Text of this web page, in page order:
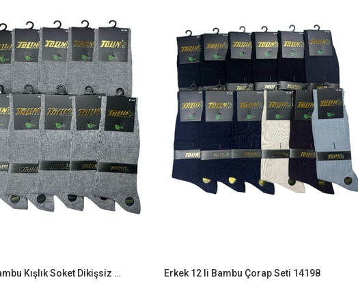
Erkek 12 li Bambu Kışlık Soket Dikişsiz Çorap Seti 14600 Erkek 12 li Bambu Çorap Seti 14198